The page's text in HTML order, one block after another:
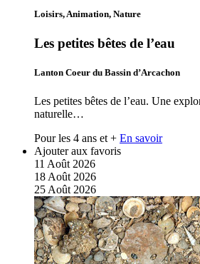
Loisirs, Animation, Nature
Les petites bêtes de l’eau
Lanton Coeur du Bassin d’Arcachon
Les petites bêtes de l’eau. Une
naturelle…
Pour les 4 ans et + En savoir
Ajouter aux favoris
11 Août 2026
18 Août 2026
25 Août 2026